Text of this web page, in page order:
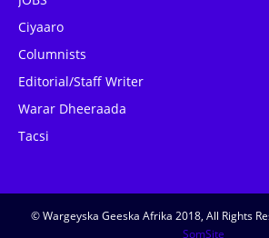
Ciyaaro
Columnists
Editorial/Staff Writer
Warar Dheeraada
Tacsi
© Wargeyska Geeska Afrika 2018, All Rights
SomSite